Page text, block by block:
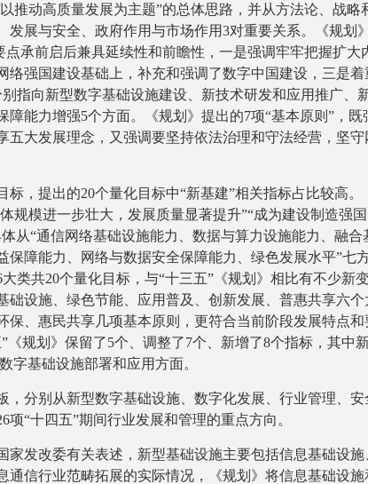
推动高质量发展为主题”的总体思路，并从方法论、战略
发展与安全、政府作用与市场作用3对重要关系。《规划
承前启后兼具延续性和前瞻性，一是强调牢牢把握扩大
强国建设基础上，补充和强调了数字中国建设，三是着
指向新型数字基础设施建设、新技术研发和应用推广、
能力增强5个方面。《规划》提出的7项“基本原则”，既
五大发展理念，又强调要坚持依法治理和守法经营，坚守
，提出的20个量化目标中“新基建”相关指标占比较高。
规模进一步壮大，发展质量显著提升”“成为建设制造强
从“通信网络基础设施能力、数据与算力设施能力、融合
障能力、网络与数据安全保障能力、绿色发展水平”七
类共20个量化目标，与“十三五”《规划》相比有不少新
设施、绿色节能、应用普及、创新发展、普惠共享六个
、惠民共享几项基本原则，更符合当前阶段发展特点和
《规划》保留了5个、调整了7个、新增了8个指标，其中
字基础设施部署和应用方面。
，分别从新型数字基础设施、数字化发展、行业管理、安
“十四五”期间行业发展和管理的重点方向。
家发改委有关表述，新型基础设施主要包括信息基础设施
通信行业范畴拓展的实际情况，《规划》将信息基础设施